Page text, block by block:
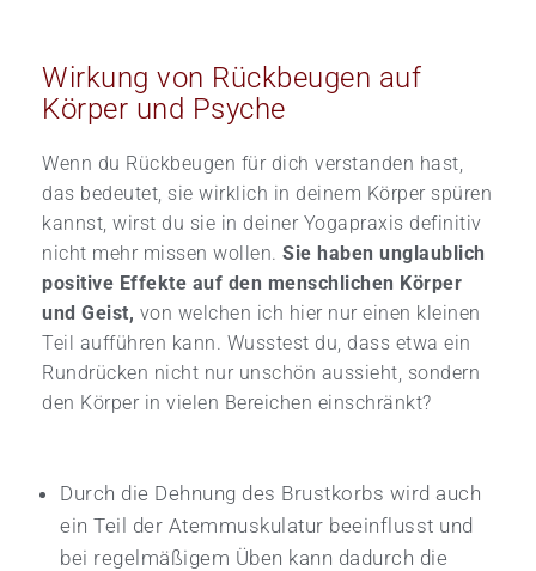
Wirkung von Rückbeugen auf
Körper und Psyche
Wenn du Rückbeugen für dich verstanden hast,
das bedeutet, sie wirklich in deinem Körper spüren
kannst, wirst du sie in deiner Yogapraxis definitiv
nicht mehr missen wollen. Sie haben unglaublich
positive Effekte auf den menschlichen Körper
und Geist, von welchen ich hier nur einen kleinen
Teil aufführen kann. Wusstest du, dass etwa ein
Rundrücken nicht nur unschön aussieht, sondern
den Körper in vielen Bereichen einschränkt?
Durch die Dehnung des Brustkorbs wird auch
ein Teil der Atemmuskulatur beeinflusst und
bei regelmäßigem Üben kann dadurch die